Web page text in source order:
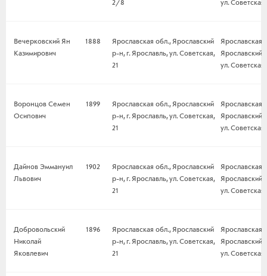
2/8
ул.
Вечерковский Ян
Казимирович
1888
Ярославская обл., Ярославский
р-н, г. Ярославль, ул. Советская,
21
Ярославская
Ярославский
ул. Советская,
Воронцов Семен
Осипович
1899
Ярославская обл., Ярославский
р-н, г. Ярославль, ул. Советская,
21
Ярославская
Ярославский
ул. Советская,
Дайнов Эммануил
Львович
1902
Ярославская обл., Ярославский
р-н, г. Ярославль, ул. Советская,
21
Ярославская
Ярославский
ул. Советская,
Добровольский
Николай
Яковлевич
1896
Ярославская обл., Ярославский
р-н, г. Ярославль, ул. Советская,
21
Ярославская
Ярославский
ул. Советская,